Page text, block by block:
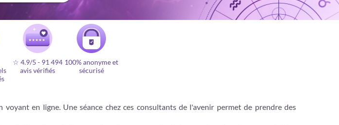
☆ 4.9/5 - 91 494
avis vérifiés
100% anonyme et
sécurisé
en ligne. Une séance chez ces consultants de l'avenir permet de prendre des